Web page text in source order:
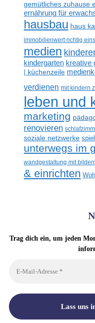
gemütliches zuhause
ernährung für
hausbau haus
immobilienwert richtig
medien
kindergarten kreative
| küchenzeile
verdienen mit kindern
leben und
marketing
renovieren
soziale netzwerke
unterwegs im
wandgestaltung mit
& einrichten
Trag dich ein, um jeden